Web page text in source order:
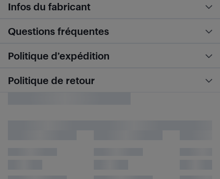
Infos du fabricant
Questions fréquentes
Politique d’expédition
Politique de retour